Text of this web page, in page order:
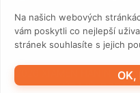
©2026 XIAMEN HANIN CO.,
ÚDAJŮ DOBA
Na našich webových
vám poskytli co nejlepší
stránek souhlasíte s jejich
OK,